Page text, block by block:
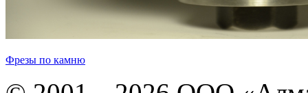
Фрезы по камню